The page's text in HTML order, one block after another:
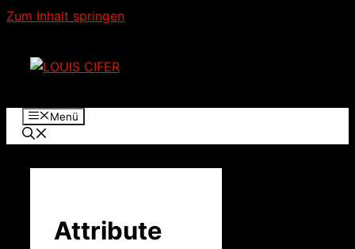
Zum Inhalt springen
Menü
Attribute